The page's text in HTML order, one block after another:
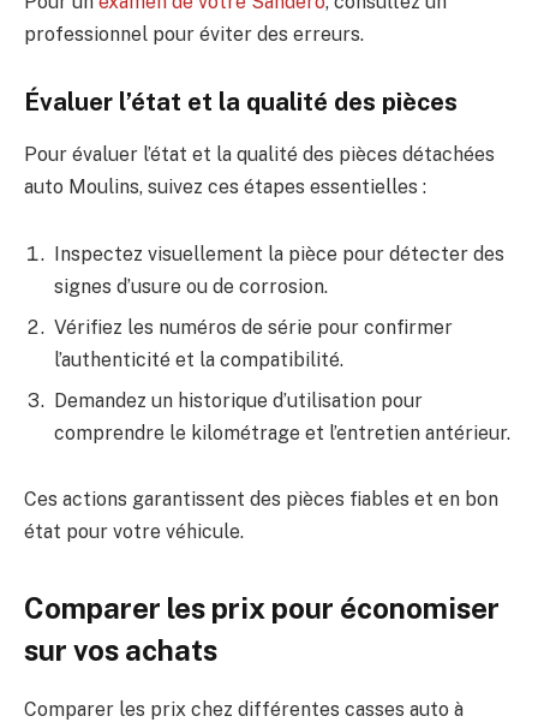
professionnel pour éviter des erreurs.
Évaluer l’état et la qualité des pièces
Pour évaluer l’état et la qualité des pièces détachées
auto Moulins, suivez ces étapes essentielles :
Inspectez visuellement la pièce pour détecter des
signes d’usure ou de corrosion.
Vérifiez les numéros de série pour confirmer
l’authenticité et la compatibilité.
Demandez un historique d’utilisation pour
comprendre le kilométrage et l’entretien antérieur.
Ces actions garantissent des pièces fiables et en bon
état pour votre véhicule.
Comparer les prix pour économiser
sur vos achats
Comparer les prix chez différentes casses auto à